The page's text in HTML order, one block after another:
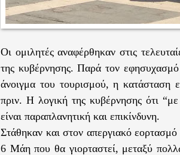
Οι ομιλητές αναφέρθηκαν στις
της κυβέρνησης. Παρά τον
άνοιγμα του τουρισμού, η κατάσταση
πριν. Η λογική της κυβέρνησης ότι
είναι παραπλανητική και επικίνδυνη.
Στάθηκαν και στον απεργιακό
6 Μάη που θα γιορταστεί, μεταξύ